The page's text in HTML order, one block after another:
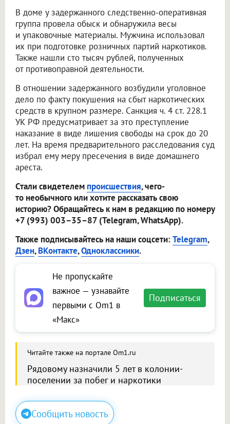
В доме у задержанного следственно-оперативная
группа провела обыск и обнаружила весы
и упаковочные материалы. Мужчина использовал
их при подготовке розничных партий наркотиков.
Также нашли сто тысяч рублей, полученных
от противоправной деятельности.
В отношении задержанного возбудили уголовное
дело по факту покушения на сбыт наркотических
средств в крупном размере. Санкция ч. 4 ст. 228.1
УК РФ предусматривает за это преступление
наказание в виде лишения свободы на срок до 20
лет. На время предварительного расследования суд
избрал ему меру пресечения в виде домашнего
ареста.
Стали свидетелем происшествия, чего-
то необычного или хотите рассказать свою
историю? Обращайтесь к нам в редакцию по номеру
+7 (993) 003–35–87 (Telegram, WhatsApp).
Также подписывайтесь на наши соцсети:Telegram,
Дзен,ВКонтакте,Одноклассники.
Не пропускайте
важное — узнавайте
первыми с Om1 в
«Макс»
Подписаться
Читайте также на портале Om1.ru
Рядовому назначили 5 лет в колонии-
поселении за побег и наркотики
Сообщить новость